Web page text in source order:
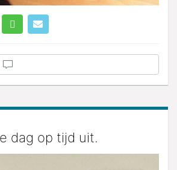
dag op tijd uit.